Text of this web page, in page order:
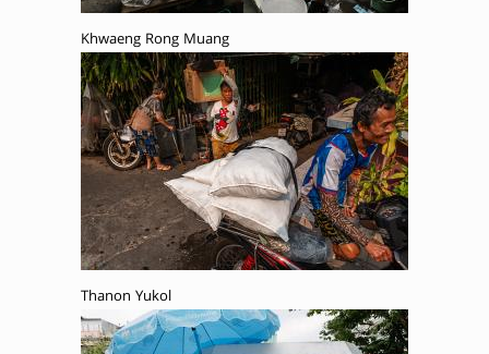
Khwaeng Rong Muang
Thanon Yukol